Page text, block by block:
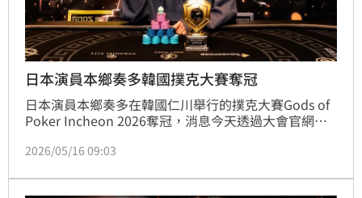
日本演員本鄉奏多韓國撲克大賽奪冠
日本演員本鄉奏多在韓國仁川舉行的撲克大賽Gods of
Poker Incheon 2026奪冠，消息今天透過大會官網曝
2026/05/16 09:03